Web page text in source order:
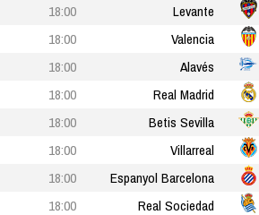
18:00
Levante
18:00
Valencia
18:00
Alavés
18:00
Real Madrid
18:00
Betis Sevilla
18:00
Villarreal
18:00
Espanyol Barcelona
18:00
Real Sociedad